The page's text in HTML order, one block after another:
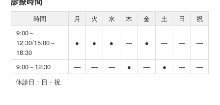
時間 月 火 水 木 金 土 日
祝
9:00～
12:30/15:00～
18:30
● ● ● ― ● ― ― ―
9:00～12:30 ― ― ― ● ― ● ―
―
休診日：日・祝